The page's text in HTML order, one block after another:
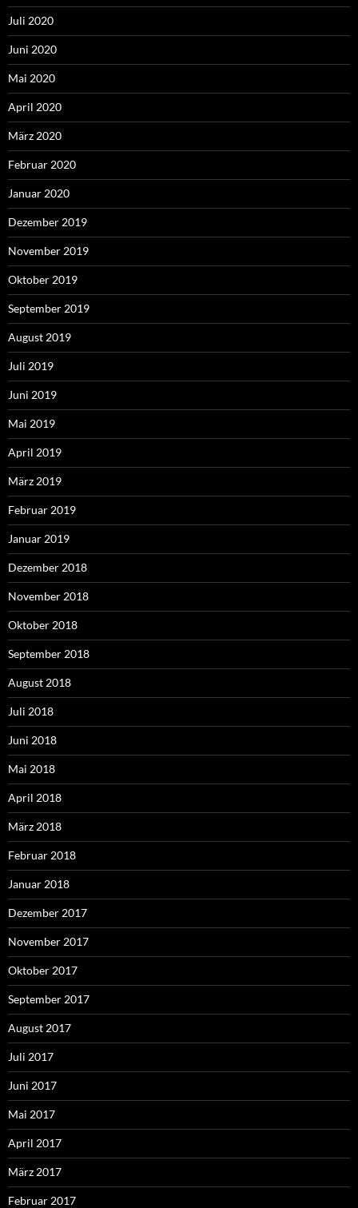
Juli 2020
Juni 2020
Mai 2020
April 2020
März 2020
Februar 2020
Januar 2020
Dezember 2019
November 2019
Oktober 2019
September 2019
August 2019
Juli 2019
Juni 2019
Mai 2019
April 2019
März 2019
Februar 2019
Januar 2019
Dezember 2018
November 2018
Oktober 2018
September 2018
August 2018
Juli 2018
Juni 2018
Mai 2018
April 2018
März 2018
Februar 2018
Januar 2018
Dezember 2017
November 2017
Oktober 2017
September 2017
August 2017
Juli 2017
Juni 2017
Mai 2017
April 2017
März 2017
Februar 2017